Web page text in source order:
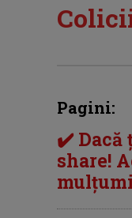
Pagini:
✔️ Dacă
share!